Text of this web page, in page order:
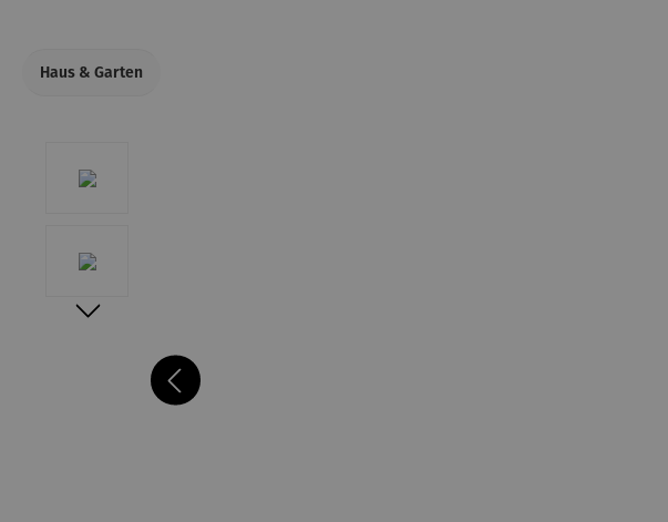
Haus & Garten